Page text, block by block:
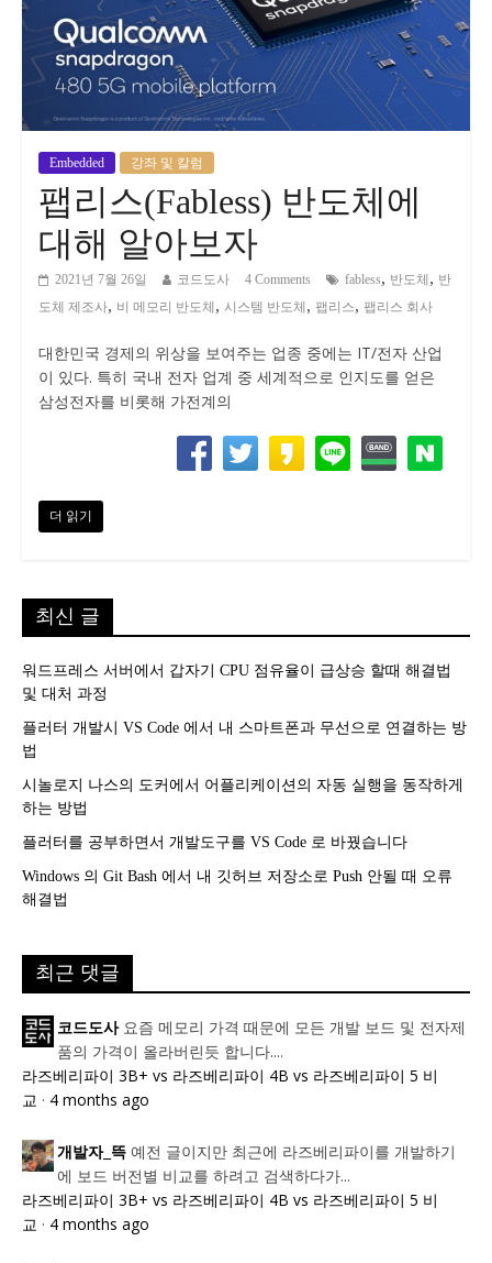
Embedded 강좌 및 칼럼
팹리스(Fabless) 반도체에
대해 알아보자
2021년 7월 26일 코드도사 4 Comments fabless, 반도체, 반
도체 제조사, 비 메모리 반도체, 시스템 반도체, 팹리스, 팹리스 회사
대한민국 경제의 위상을 보여주는 업종 중에는 IT/전자 산업
이 있다. 특히 국내 전자 업계 중 세계적으로 인지도를 얻은
삼성전자를 비롯해 가전계의
더 읽기
최신 글
워드프레스 서버에서 갑자기 CPU 점유율이 급상승 할때 해결법
및 대처 과정
플러터 개발시 VS Code 에서 내 스마트폰과 무선으로 연결하는 방
법
시놀로지 나스의 도커에서 어플리케이션의 자동 실행을 동작하게
하는 방법
플러터를 공부하면서 개발도구를 VS Code 로 바꿨습니다
Windows 의 Git Bash 에서 내 깃허브 저장소로 Push 안될 때 오류
해결법
최근 댓글
코드도사 요즘 메모리 가격 때문에 모든 개발 보드 및 전자제
품의 가격이 올라버린듯 합니다....
라즈베리파이 3B+ vs 라즈베리파이 4B vs 라즈베리파이 5 비
교 · 4 months ago
개발자_뜩 예전 글이지만 최근에 라즈베리파이를 개발하기
에 보드 버전별 비교를 하려고 검색하다가...
라즈베리파이 3B+ vs 라즈베리파이 4B vs 라즈베리파이 5 비
교 · 4 months ago